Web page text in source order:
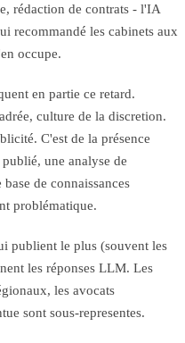
rédaction de contrats - l'IA
recommandé les cabinets aux
occupe.
en partie ce retard.
culture de la discretion.
C'est de la présence
une analyse de
de connaissances
problématique.
publient le plus (souvent les
les réponses LLM. Les
les avocats
sont sous-representes.